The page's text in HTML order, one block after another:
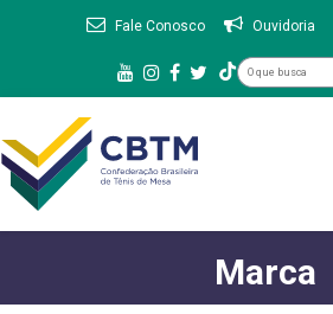
Fale Conosco Ouvidoria
Marca